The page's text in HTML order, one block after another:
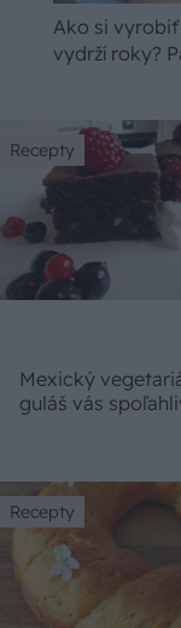
Ako si
vydrží roky?
Recepty
Mexický
guláš vás
Recepty